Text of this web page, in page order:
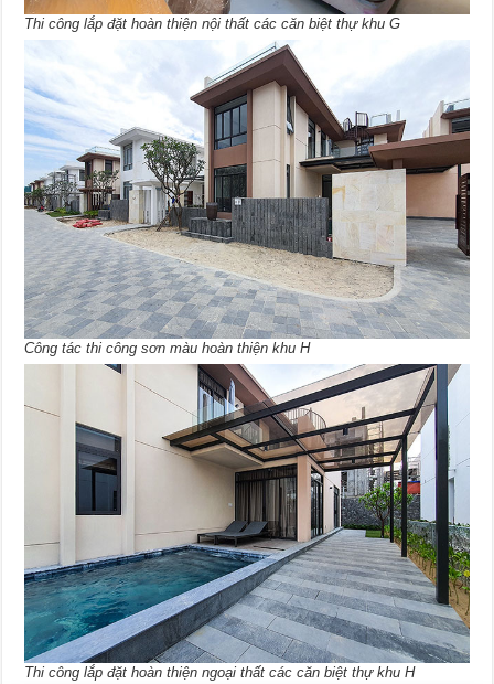
Thi công lắp đặt hoàn thiện nội thất các căn biệt thự khu G
Công tác thi công sơn màu hoàn thiện khu H
Thi công lắp đặt hoàn thiện ngoại thất các căn biệt thự khu H